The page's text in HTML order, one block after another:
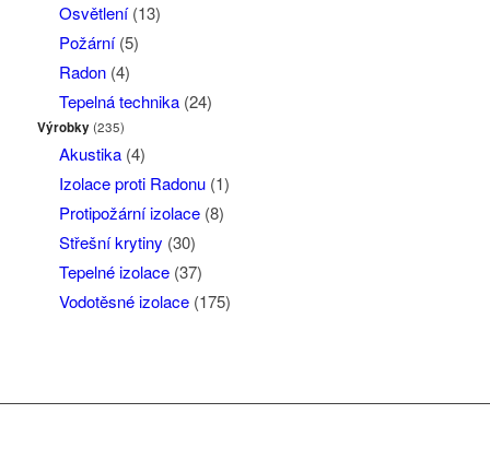
Osvětlení(13)
Požární(5)
Radon(4)
Tepelná technika(24)
Výrobky(235)
Akustika(4)
Izolace proti Radonu(1)
Protipožární izolace(8)
Střešní krytiny (30)
Tepelné izolace(37)
Vodotěsné izolace(175)